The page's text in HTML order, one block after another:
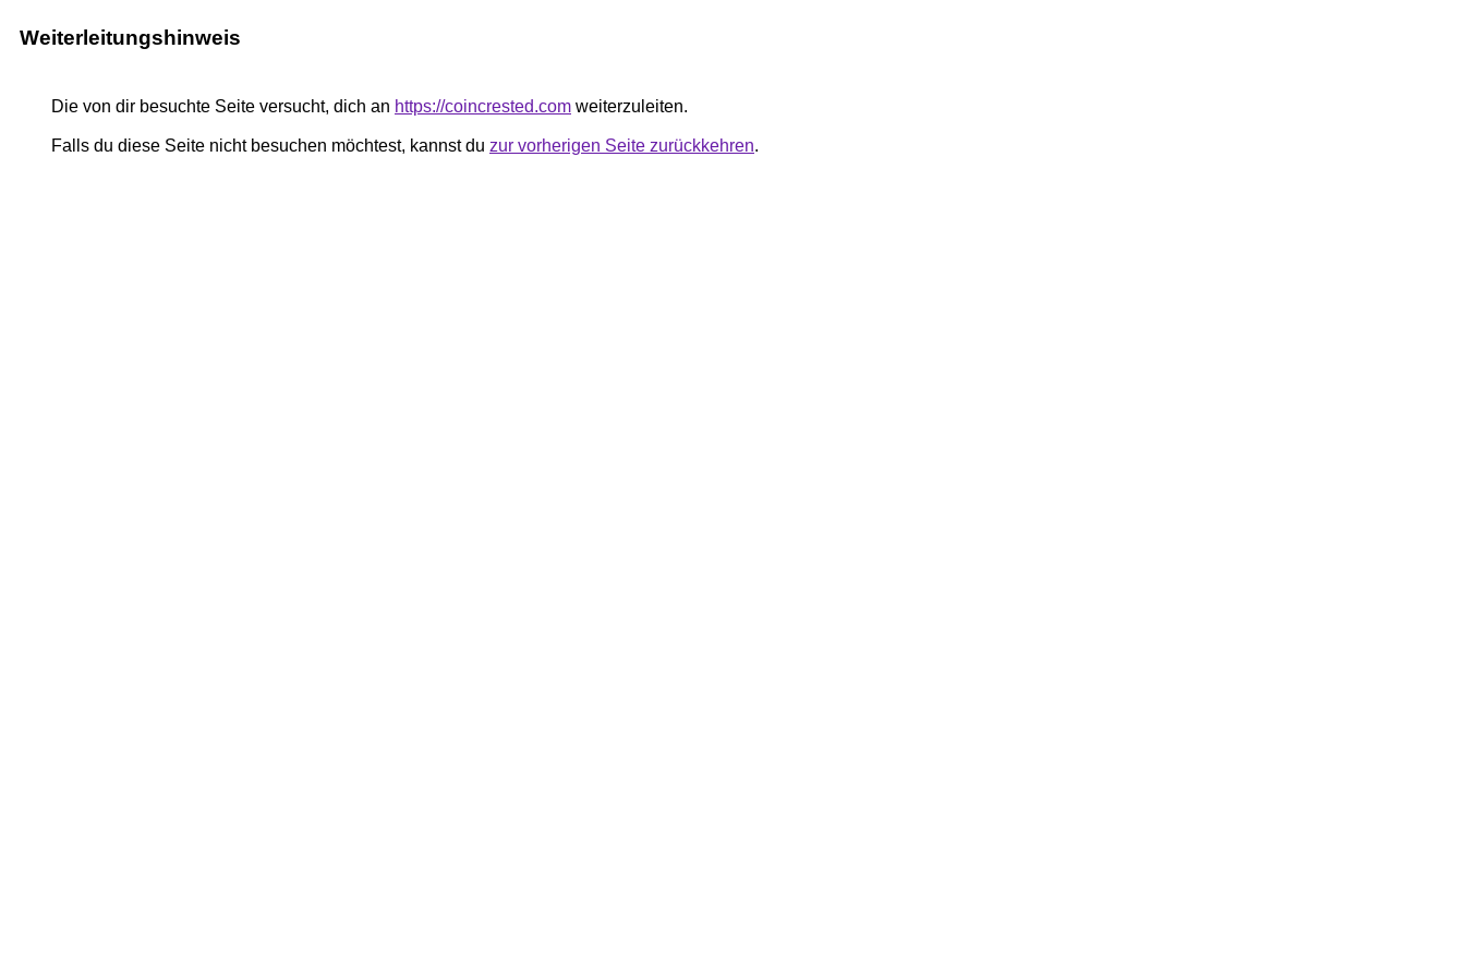
Weiterleitungshinweis
Die von dir besuchte Seite versucht, dich an https://coincrested.com weiterzuleiten.
Falls du diese Seite nicht besuchen möchtest, kannst du zur vorherigen Seite zurückkehren.